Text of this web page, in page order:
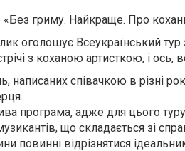
«Без гриму. Найкраще. Про
оголошує Всеукраїнський
з коханою артисткою, і ось,
написаних співачкою в різні
програма, адже для цього
що складається зі
повинні відрізнятися